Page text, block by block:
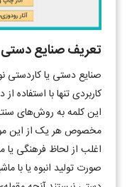
تعریف صنایع دستی
صنایع دستی یا کاردستی
کاربردی تنها با استفاده
این کلمه به روش‌های
مخصوص هر یک از این
اغلب از لحاظ فرهنگی یا
صورت تولید انبوه یا با